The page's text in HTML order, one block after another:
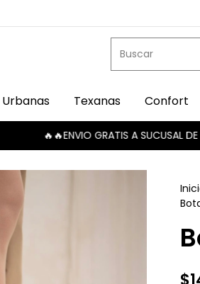
Urbanas Texanas Confort
🔥🔥ENVIO GRATIS A SUCUSAL DE